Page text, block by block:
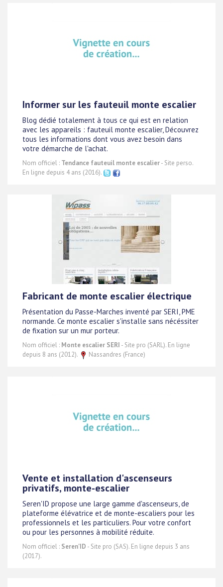
Informer sur les fauteuil monte escalier
Blog dédié totalement à tous ce qui est en relation
avec les appareils : fauteuil monte escalier, Découvrez
tous les informations dont vous avez besoin dans
votre démarche de l'achat.
Nom officiel : Tendance fauteuil monte escalier- Site perso.
En ligne depuis 4 ans (2016).
Fabricant de monte escalier électrique
Présentation du Passe-Marches inventé par SERI, PME
normande. Ce monte escalier s'installe sans nécéssiter
de fixation sur un mur porteur.
Nom officiel : Monte escalier SERI - Site pro (SARL). En ligne
depuis 8 ans (2012).
Nassandres (France)
Vente et installation d'ascenseurs
privatifs, monte-escalier
Seren'ID propose une large gamme d'ascenseurs, de
plateforme élévatrice et de monte-escaliers pour les
professionnels et les particuliers. Pour votre confort
ou pour les personnes à mobilité réduite.
Nom officiel : Seren'ID - Site pro (SAS). En ligne depuis 3 ans
(2017).